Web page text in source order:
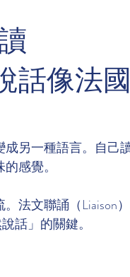
話像法
另一種語言。自己
感覺。
法文聯誦（Liaison
話」的關鍵。